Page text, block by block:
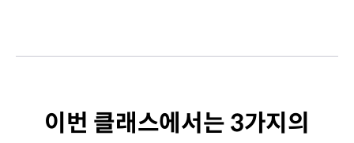
이번 클래스에서는 3가지의